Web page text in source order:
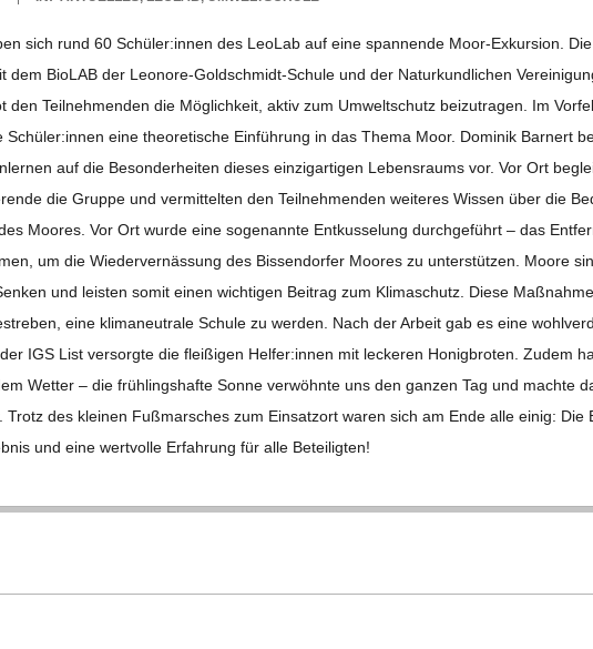
sich rund 60 Schüler:innen des Leo­Lab auf eine span­nende Moor-Exkur­­sion. Die
dem Bio­LAB der Leo­­nore-Gol­d­­schmidt-Schule und der Natur­kund­li­chen
den Teil­neh­men­den die Mög­lich­keit, aktiv zum Umwelt­schutz bei­zu­tra­gen. Im
Schüler:innen eine theo­re­ti­sche Ein­füh­rung in das Thema Moor. Domi­nik Barn­ert
auf die Beson­der­hei­ten die­ses ein­zig­ar­ti­gen Lebens­raums vor. Vor Ort
die Gruppe und ver­mit­tel­ten den Teil­neh­men­den wei­te­res Wis­sen über die
Moo­res. Vor Ort wurde eine soge­nannte Ent­kus­se­lung durch­ge­führt – das
um die Wie­der­vernäs­sung des Bis­sen­dor­fer Moo­res zu unter­stüt­zen. Moore
und leis­ten somit einen wich­ti­gen Bei­trag zum Kli­ma­schutz. Diese
eine kli­ma­neu­trale Schule zu wer­den. Nach der Arbeit gab es eine
IGS List ver­sorgte die flei­ßi­gen Helfer:innen mit lecke­ren Honig­bro­ten. Zudem
Wet­ter – die früh­lings­hafte Sonne ver­wöhnte uns den gan­zen Tag und machte
Trotz des klei­nen Fuß­mar­sches zum Ein­satz­ort waren sich am Ende alle einig: Die
und eine wert­volle Erfah­rung für alle Betei­lig­ten!